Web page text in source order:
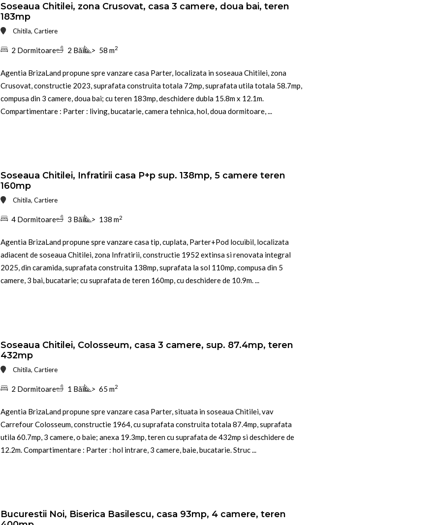
Soseaua Chitilei, zona Crusovat, casa 3 camere, doua bai, teren
183mp
Chitila, Cartiere
2 Dormitoare 2 Băi > 58 m2
Agentia BrizaLand propune spre vanzare casa Parter, localizata in soseaua Chitilei, zona
Crusovat, constructie 2023, suprafata construita totala 72mp, suprafata utila totala 58.7mp,
compusa din 3 camere, doua bai; cu teren 183mp, deschidere dubla 15.8m x 12.1m.
Compartimentare : Parter : living, bucatarie, camera tehnica, hol, doua dormitoare, ...
Soseaua Chitilei, Infratirii casa P+p sup. 138mp, 5 camere teren
160mp
Chitila, Cartiere
4 Dormitoare 3 Băi > 138 m2
Agentia BrizaLand propune spre vanzare casa tip, cuplata, Parter+Pod locuibil, localizata
adiacent de soseaua Chitilei, zona Infratirii, constructie 1952 extinsa si renovata integral
2025, din caramida, suprafata construita 138mp, suprafata la sol 110mp, compusa din 5
camere, 3 bai, bucatarie; cu suprafata de teren 160mp, cu deschidere de 10.9m. ...
Soseaua Chitilei, Colosseum, casa 3 camere, sup. 87.4mp, teren
432mp
Chitila, Cartiere
2 Dormitoare 1 Băi > 65 m2
Agentia BrizaLand propune spre vanzare casa Parter, situata in soseaua Chitilei, vav
Carrefour Colosseum, constructie 1964, cu suprafata construita totala 87.4mp, suprafata
utila 60.7mp, 3 camere, o baie; anexa 19.3mp, teren cu suprafata de 432mp si deschidere de
12.2m. Compartimentare : Parter : hol intrare, 3 camere, baie, bucatarie. Struc ...
Bucurestii Noi, Biserica Basilescu, casa 93mp, 4 camere, teren